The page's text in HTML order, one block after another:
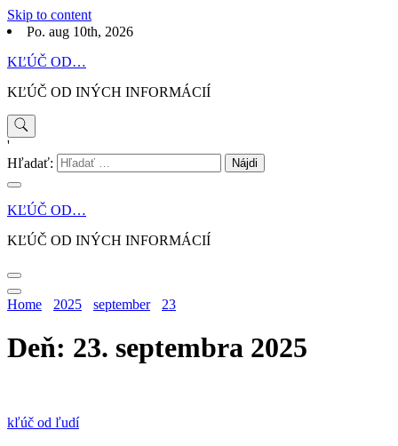
Skip to content
Po. aug 10th, 2026
KĽÚČ OD…
KĽÚČ OD INÝCH INFORMÁCIÍ
'
Hľadať:
KĽÚČ OD…
KĽÚČ OD INÝCH INFORMÁCIÍ
Home 2025 september 23
Deň: 23. septembra 2025
kľúč od ľudí